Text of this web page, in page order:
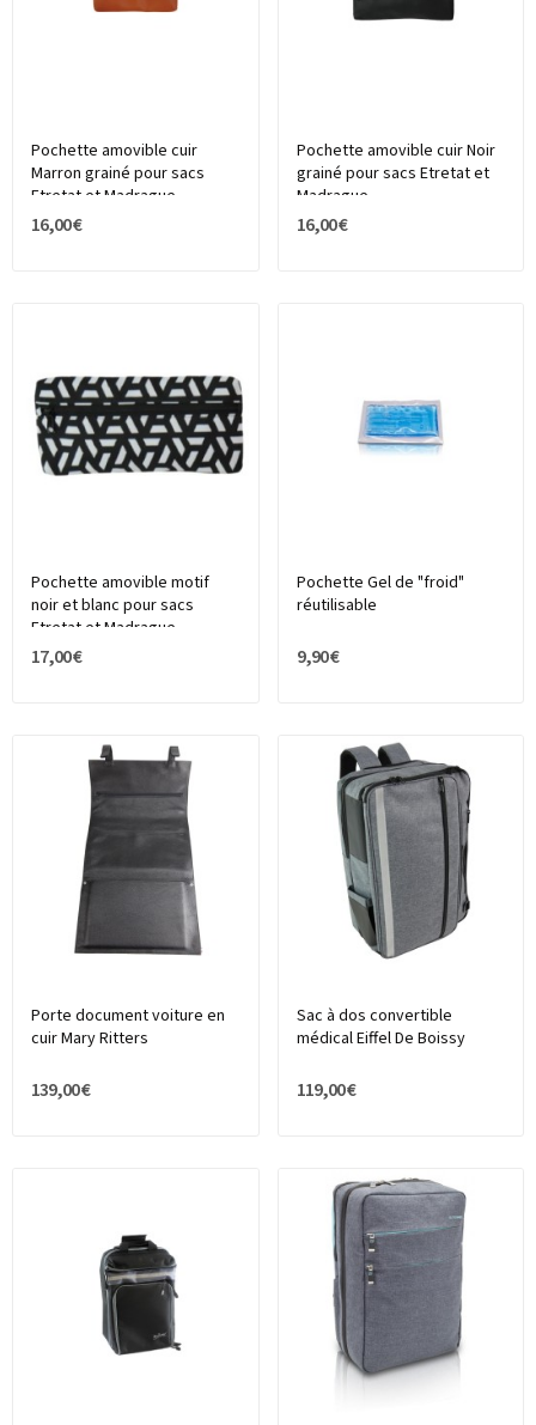
Pochette amovible cuir
Marron grainé pour sacs
Etretat et Madrague,...
16,00 €
Pochette amovible cuir Noir
grainé pour sacs Etretat et
Madrague,...
16,00 €
Pochette amovible motif
noir et blanc pour sacs
Etretat et Madrague...
17,00 €
Pochette Gel de "froid"
réutilisable
9,90 €
Porte document voiture en
cuir Mary Ritters
139,00 €
Sac à dos convertible
médical Eiffel De Boissy
119,00 €